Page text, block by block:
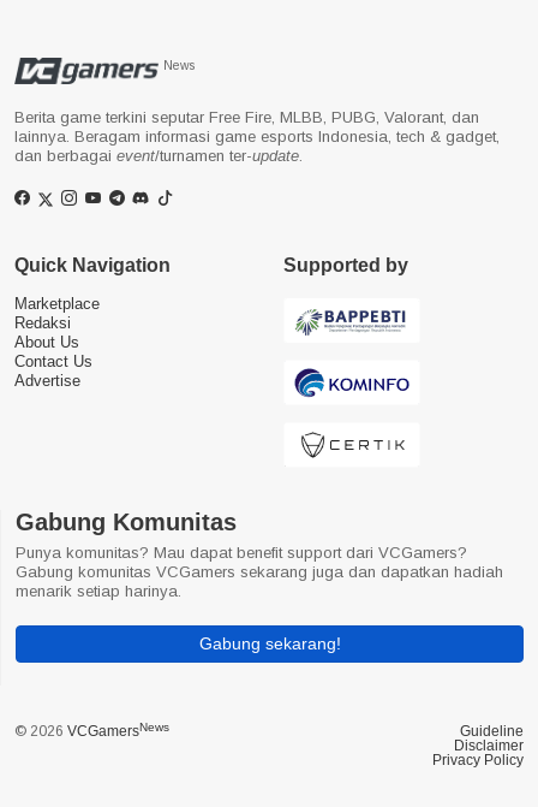
News
Berita game terkini seputar Free Fire, MLBB, PUBG, Valorant, dan
lainnya. Beragam informasi game esports Indonesia, tech & gadget,
dan berbagai event/turnamen ter-update
Quick Navigation
Marketplace
Redaksi
About Us
Contact Us
Advertise
Supported by
Gabung Komunitas
Punya komunitas? Mau dapat benefit support dari VCGamers?
Gabung komunitas VCGamers sekarang juga dan dapatkan hadiah
menarik setiap harinya.
Gabung sekarang!
© 2026 VCGamersNews
Guideline
Disclaimer
Privacy Policy